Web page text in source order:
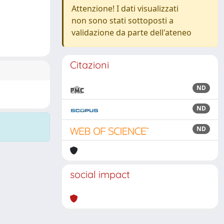
Attenzione! I dati visualizzati
non sono stati sottoposti a
validazione da parte dell'ateneo
Citazioni
ND
ND
ND
social impact